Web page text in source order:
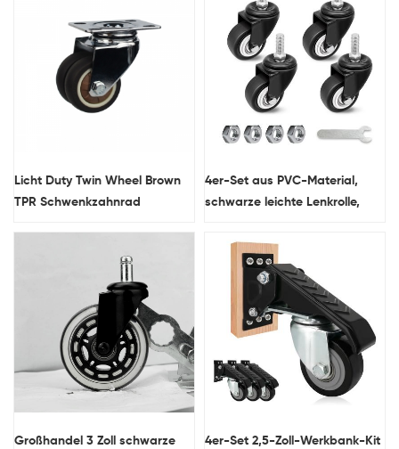
Licht Duty Twin Wheel Brown
TPR Schwenkzahnrad
4er-Set aus PVC-Material,
schwarze leichte Lenkrolle,
Lenkrolle mit Bremse
Großhandel 3 Zoll schwarze
4er-Set 2,5-Zoll-Werkbank-Kit